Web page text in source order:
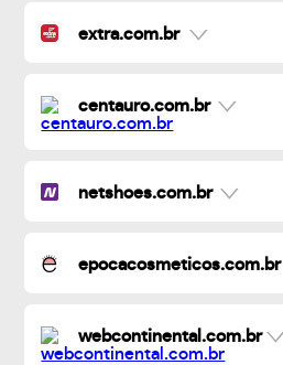
extra.com.br
centauro.com.br
netshoes.com.br
epocacosmeticos.com.br
webcontinental.com.br